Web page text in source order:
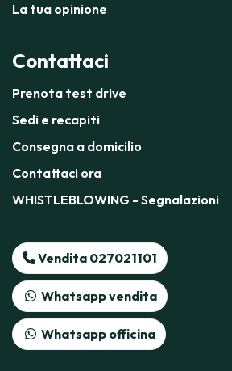
La tua opinione
Contattaci
Prenota test drive
Sedi e recapiti
Consegna a domicilio
Contattaci ora
WHISTLEBLOWING - Segnalazioni
Vendita 027021101
Whatsapp vendita
Whatsapp officina